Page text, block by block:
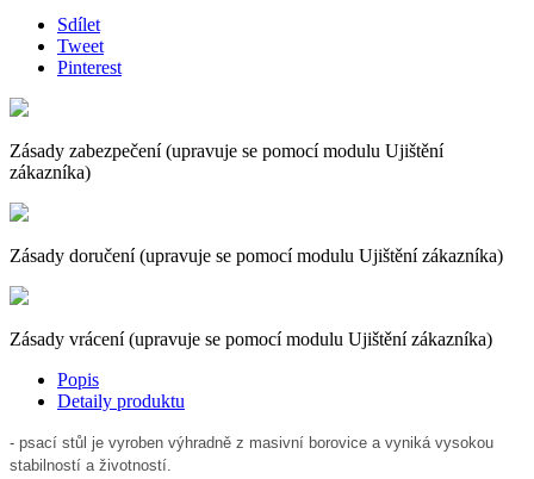
Sdílet
Tweet
Pinterest
Zásady zabezpečení (upravuje se pomocí modulu Ujištění
zákazníka)
Zásady doručení (upravuje se pomocí modulu Ujištění zákazníka)
Zásady vrácení (upravuje se pomocí modulu Ujištění zákazníka)
Popis
Detaily produktu
- psací stůl je vyroben výhradně z masivní borovice a vyniká vysokou
stabilností a životností.